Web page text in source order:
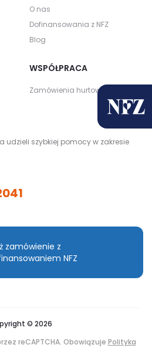
O nas
Dofinansowania z NFZ
Blog
WSPÓŁPRACA
Zamówienia hurtowe
udzieli szybkiej pomocy w zakresie
zamówienie z
NFZ
© 2026
reCAPTCHA. Obowiązuje Polityka